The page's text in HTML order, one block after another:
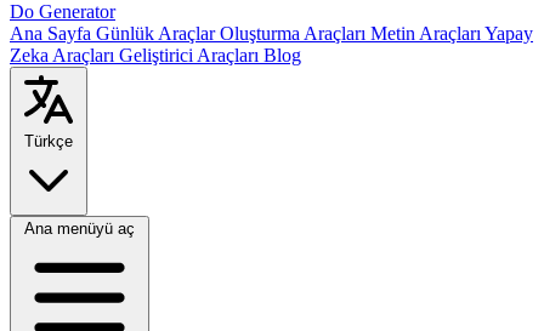
Do Generator
Ana Sayfa Günlük AraçlarOluşturma Araçları Metin Araçları Yapay
Zeka Araçları Geliştirici Araçları Blog
Türkçe
Ana menüyü aç